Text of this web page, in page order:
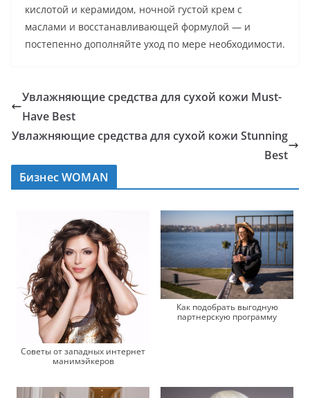
кислотой и керамидом, ночной густой крем с
маслами и восстанавливающей формулой — и
постепенно дополняйте уход по мере необходимости.
Увлажняющие средства для сухой кожи Must-
Have Best
Увлажняющие средства для сухой кожи Stunning
Best
Бизнес WOMAN
Советы от западных интернет
манимэйкеров
Как подобрать выгодную
партнерскую программу